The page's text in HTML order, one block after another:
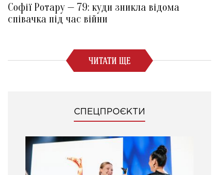
Софії Ротару — 79: куди зникла відома
співачка під час війни
ЧИТАТИ ЩЕ
СПЕЦПРОЄКТИ